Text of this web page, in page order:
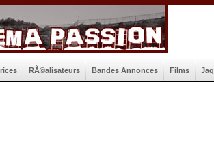
RÃ©alisateurs Bandes Annonces Films